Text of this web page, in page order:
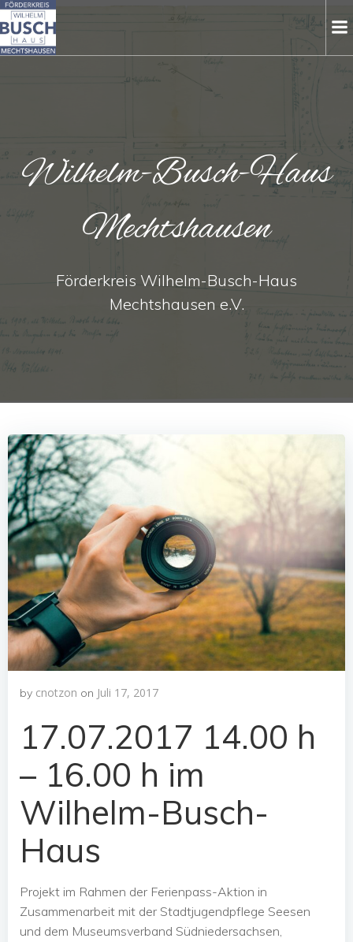
Zum
Wilhelm-Busch-Haus
Mechtshausen
Förderkreis Wilhelm-Busch-Haus
Mechtshausen e.V.
by cnotzon on Juli 17, 2017
17.07.2017 14.00 h
– 16.00 h im
Wilhelm-Busch-
Haus
Projekt im Rahmen der Ferienpass-Aktion in
Zusammenarbeit mit der Stadtjugendpflege Seesen
und dem Museumsverband Südniedersachsen,